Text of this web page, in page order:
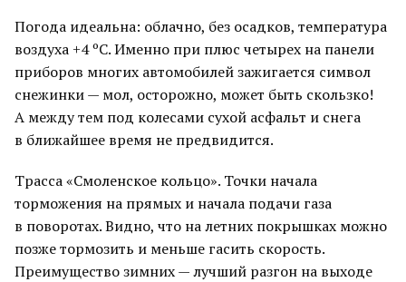
Погода идеальна: облачно, без осадков, температура
воздуха +4 ºС. Именно при плюс четырех на панели
приборов многих автомобилей зажигается символ
снежинки — мол, осторожно, может быть скользко!
А между тем под колесами сухой асфальт и снега
в ближайшее время не предвидится.
Трасса «Смоленское кольцо». Точки начала
торможения на прямых и начала подачи газа
в поворотах. Видно, что на летних покрышках можно
позже тормозить и меньше гасить скорость.
Преимущество зимних — лучший разгон на выходе